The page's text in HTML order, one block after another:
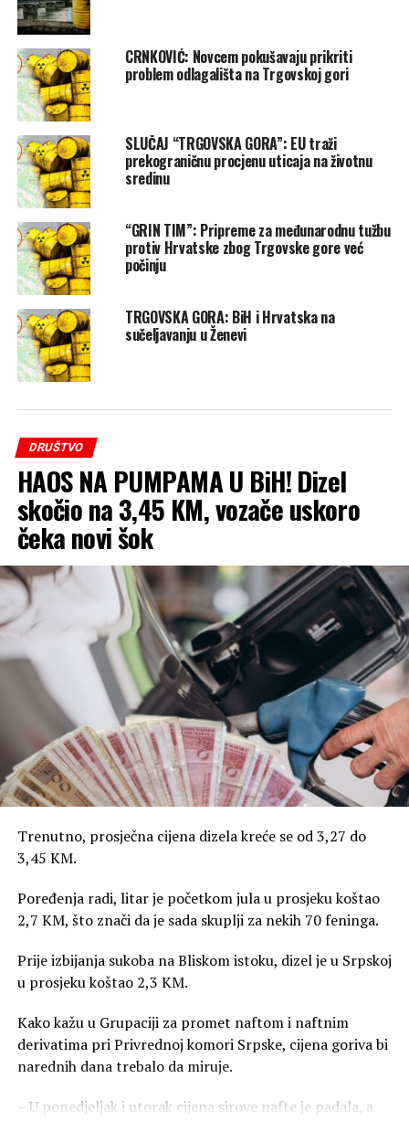
CRNKOVIĆ: Novcem pokušavaju prikriti
problem odlagališta na Trgovskoj gori
SLUČAJ “TRGOVSKA GORA”: EU traži
prekograničnu procjenu uticaja na životnu
sredinu
“GRIN TIM”: Pripreme za međunarodnu tužbu
protiv Hrvatske zbog Trgovske gore već
počinju
TRGOVSKA GORA: BiH i Hrvatska na
sučeljavanju u Ženevi
DRUŠTVO
HAOS NA PUMPAMA U BiH! Dizel
skočio na 3,45 KM, vozače uskoro
čeka novi šok
Trenutno, prosječna cijena dizela kreće se od 3,27 do
3,45 KM.
Poređenja radi, litar je početkom jula u prosjeku koštao
2,7 KM, što znači da je sada skuplji za nekih 70 feninga.
Prije izbijanja sukoba na Bliskom istoku, dizel je u Srpskoj
u prosjeku koštao 2,3 KM.
Kako kažu u Grupaciji za promet naftom i naftnim
derivatima pri Privrednoj komori Srpske, cijena goriva bi
narednih dana trebalo da miruje.
– U ponedjeljak i utorak cijena sirove nafte je padala, a